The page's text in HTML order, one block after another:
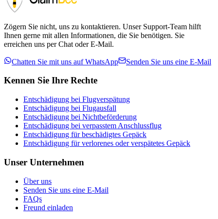
Zögern Sie nicht, uns zu kontaktieren. Unser Support-Team hilft
Ihnen gerne mit allen Informationen, die Sie benötigen. Sie
erreichen uns per Chat oder E-Mail.
Chatten Sie mit uns auf WhatsApp Senden Sie uns eine E-Mail
Kennen Sie Ihre Rechte
Entschädigung bei Flugverspätung
Entschädigung bei Flugausfall
Entschädigung bei Nichtbeförderung
Entschädigung bei verpasstem Anschlussflug
Entschädigung für beschädigtes Gepäck
Entschädigung für verlorenes oder verspätetes Gepäck
Unser Unternehmen
Über uns
Senden Sie uns eine E-Mail
FAQs
Freund einladen